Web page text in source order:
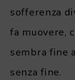
sofferenza
fa muovere,
sembra fine
senza fine.